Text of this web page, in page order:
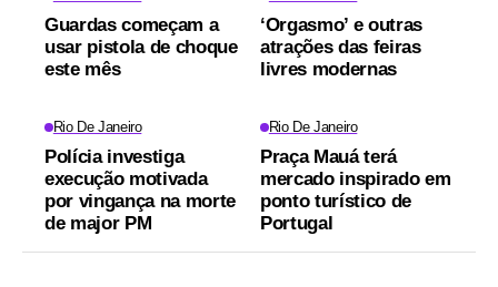
Guardas começam a
usar pistola de choque
este mês
‘Orgasmo’ e outras
atrações das feiras
livres modernas
Rio De Janeiro
Polícia investiga
execução motivada
por vingança na morte
de major PM
Rio De Janeiro
Praça Mauá terá
mercado inspirado em
ponto turístico de
Portugal